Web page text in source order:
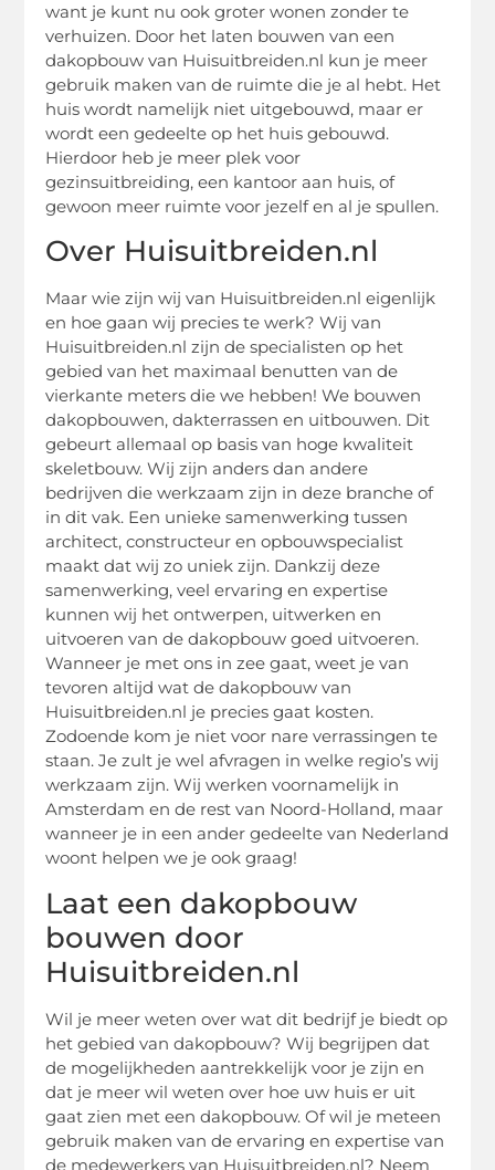
want je kunt nu ook groter wonen zonder te
verhuizen. Door het laten bouwen van een
dakopbouw van Huisuitbreiden.nl kun je meer
gebruik maken van de ruimte die je al hebt. Het
huis wordt namelijk niet uitgebouwd, maar er
wordt een gedeelte op het huis gebouwd.
Hierdoor heb je meer plek voor
gezinsuitbreiding, een kantoor aan huis, of
gewoon meer ruimte voor jezelf en al je spullen.
Over Huisuitbreiden.nl
Maar wie zijn wij van Huisuitbreiden.nl eigenlijk
en hoe gaan wij precies te werk? Wij van
Huisuitbreiden.nl zijn de specialisten op het
gebied van het maximaal benutten van de
vierkante meters die we hebben! We bouwen
dakopbouwen, dakterrassen en uitbouwen. Dit
gebeurt allemaal op basis van hoge kwaliteit
skeletbouw. Wij zijn anders dan andere
bedrijven die werkzaam zijn in deze branche of
in dit vak. Een unieke samenwerking tussen
architect, constructeur en opbouwspecialist
maakt dat wij zo uniek zijn. Dankzij deze
samenwerking, veel ervaring en expertise
kunnen wij het ontwerpen, uitwerken en
uitvoeren van de dakopbouw goed uitvoeren.
Wanneer je met ons in zee gaat, weet je van
tevoren altijd wat de dakopbouw van
Huisuitbreiden.nl je precies gaat kosten.
Zodoende kom je niet voor nare verrassingen te
staan. Je zult je wel afvragen in welke regio’s wij
werkzaam zijn. Wij werken voornamelijk in
Amsterdam en de rest van Noord-Holland, maar
wanneer je in een ander gedeelte van Nederland
woont helpen we je ook graag!
Laat een dakopbouw
bouwen door
Huisuitbreiden.nl
Wil je meer weten over wat dit bedrijf je biedt op
het gebied van dakopbouw? Wij begrijpen dat
de mogelijkheden aantrekkelijk voor je zijn en
dat je meer wil weten over hoe uw huis er uit
gaat zien met een dakopbouw. Of wil je meteen
gebruik maken van de ervaring en expertise van
de medewerkers van Huisuitbreiden.nl? Neem